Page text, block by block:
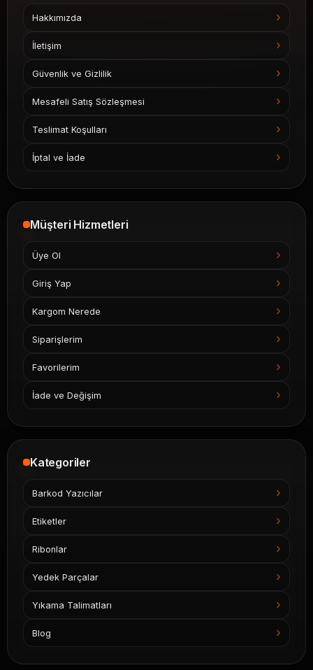
Hakkımızda
İletişim
Güvenlik ve Gizlilik
Mesafeli Satış Sözleşmesi
Teslimat Koşulları
İptal ve İade
Müşteri Hizmetleri
Üye Ol
Giriş Yap
Kargom Nerede
Siparişlerim
Favorilerim
İade ve Değişim
Kategoriler
Barkod Yazıcılar
Etiketler
Ribonlar
Yedek Parçalar
Yıkama Talimatları
Blog